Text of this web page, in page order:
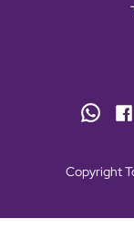
Copyright